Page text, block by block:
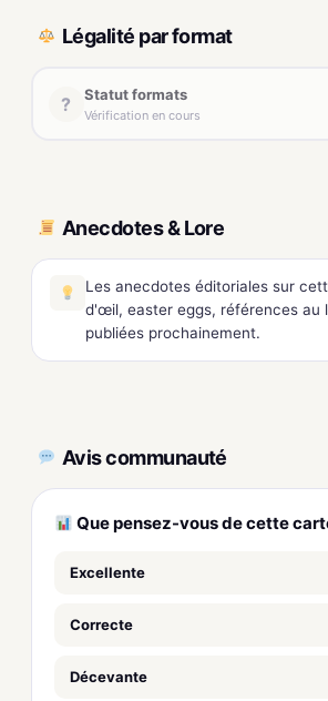
Légalité par format
? Statut formats
Vérification en cours
Anecdotes & Lore
Les anecdotes éditoriales sur
d'œil, easter eggs, références au
publiées prochainement.
Avis communauté
Que pensez-vous de cette
Excellente
Correcte
Décevante